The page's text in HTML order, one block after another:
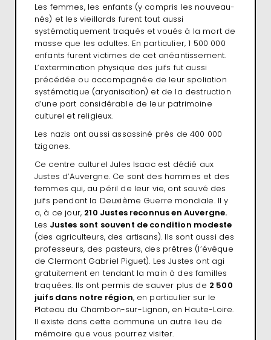
Les femmes, les enfants (y compris les nouveau-
nés) et les vieillards furent tout aussi
systématiquement traqués et voués à la mort de
masse que les adultes. En particulier, 1 500 000
enfants furent victimes de cet anéantissement.
L’extermination physique des juifs fut aussi
précédée ou accompagnée de leur spoliation
systématique (aryanisation) et de la destruction
d’une part considérable de leur patrimoine
culturel et religieux.
Les nazis ont aussi assassiné près de 400 000
tziganes.
Ce centre culturel Jules Isaac est dédié aux
Justes d’Auvergne. Ce sont des hommes et des
femmes qui, au péril de leur vie, ont sauvé des
juifs pendant la Deuxième Guerre mondiale. Il y
a, à ce jour, 210 Justes reconnus en Auvergne.
Les Justes sont souvent de condition modeste
(des agriculteurs, des artisans). Ils sont aussi des
professeurs, des pasteurs, des prêtres (l’évêque
de Clermont Gabriel Piguet). Les Justes ont agi
gratuitement en tendant la main à des familles
traquées. Ils ont permis de sauver plus de 2 500
juifs dans notre région, en particulier sur le
Plateau du Chambon-sur-Lignon, en Haute-Loire.
Il existe dans cette commune un autre lieu de
mémoire que vous pourrez visiter.